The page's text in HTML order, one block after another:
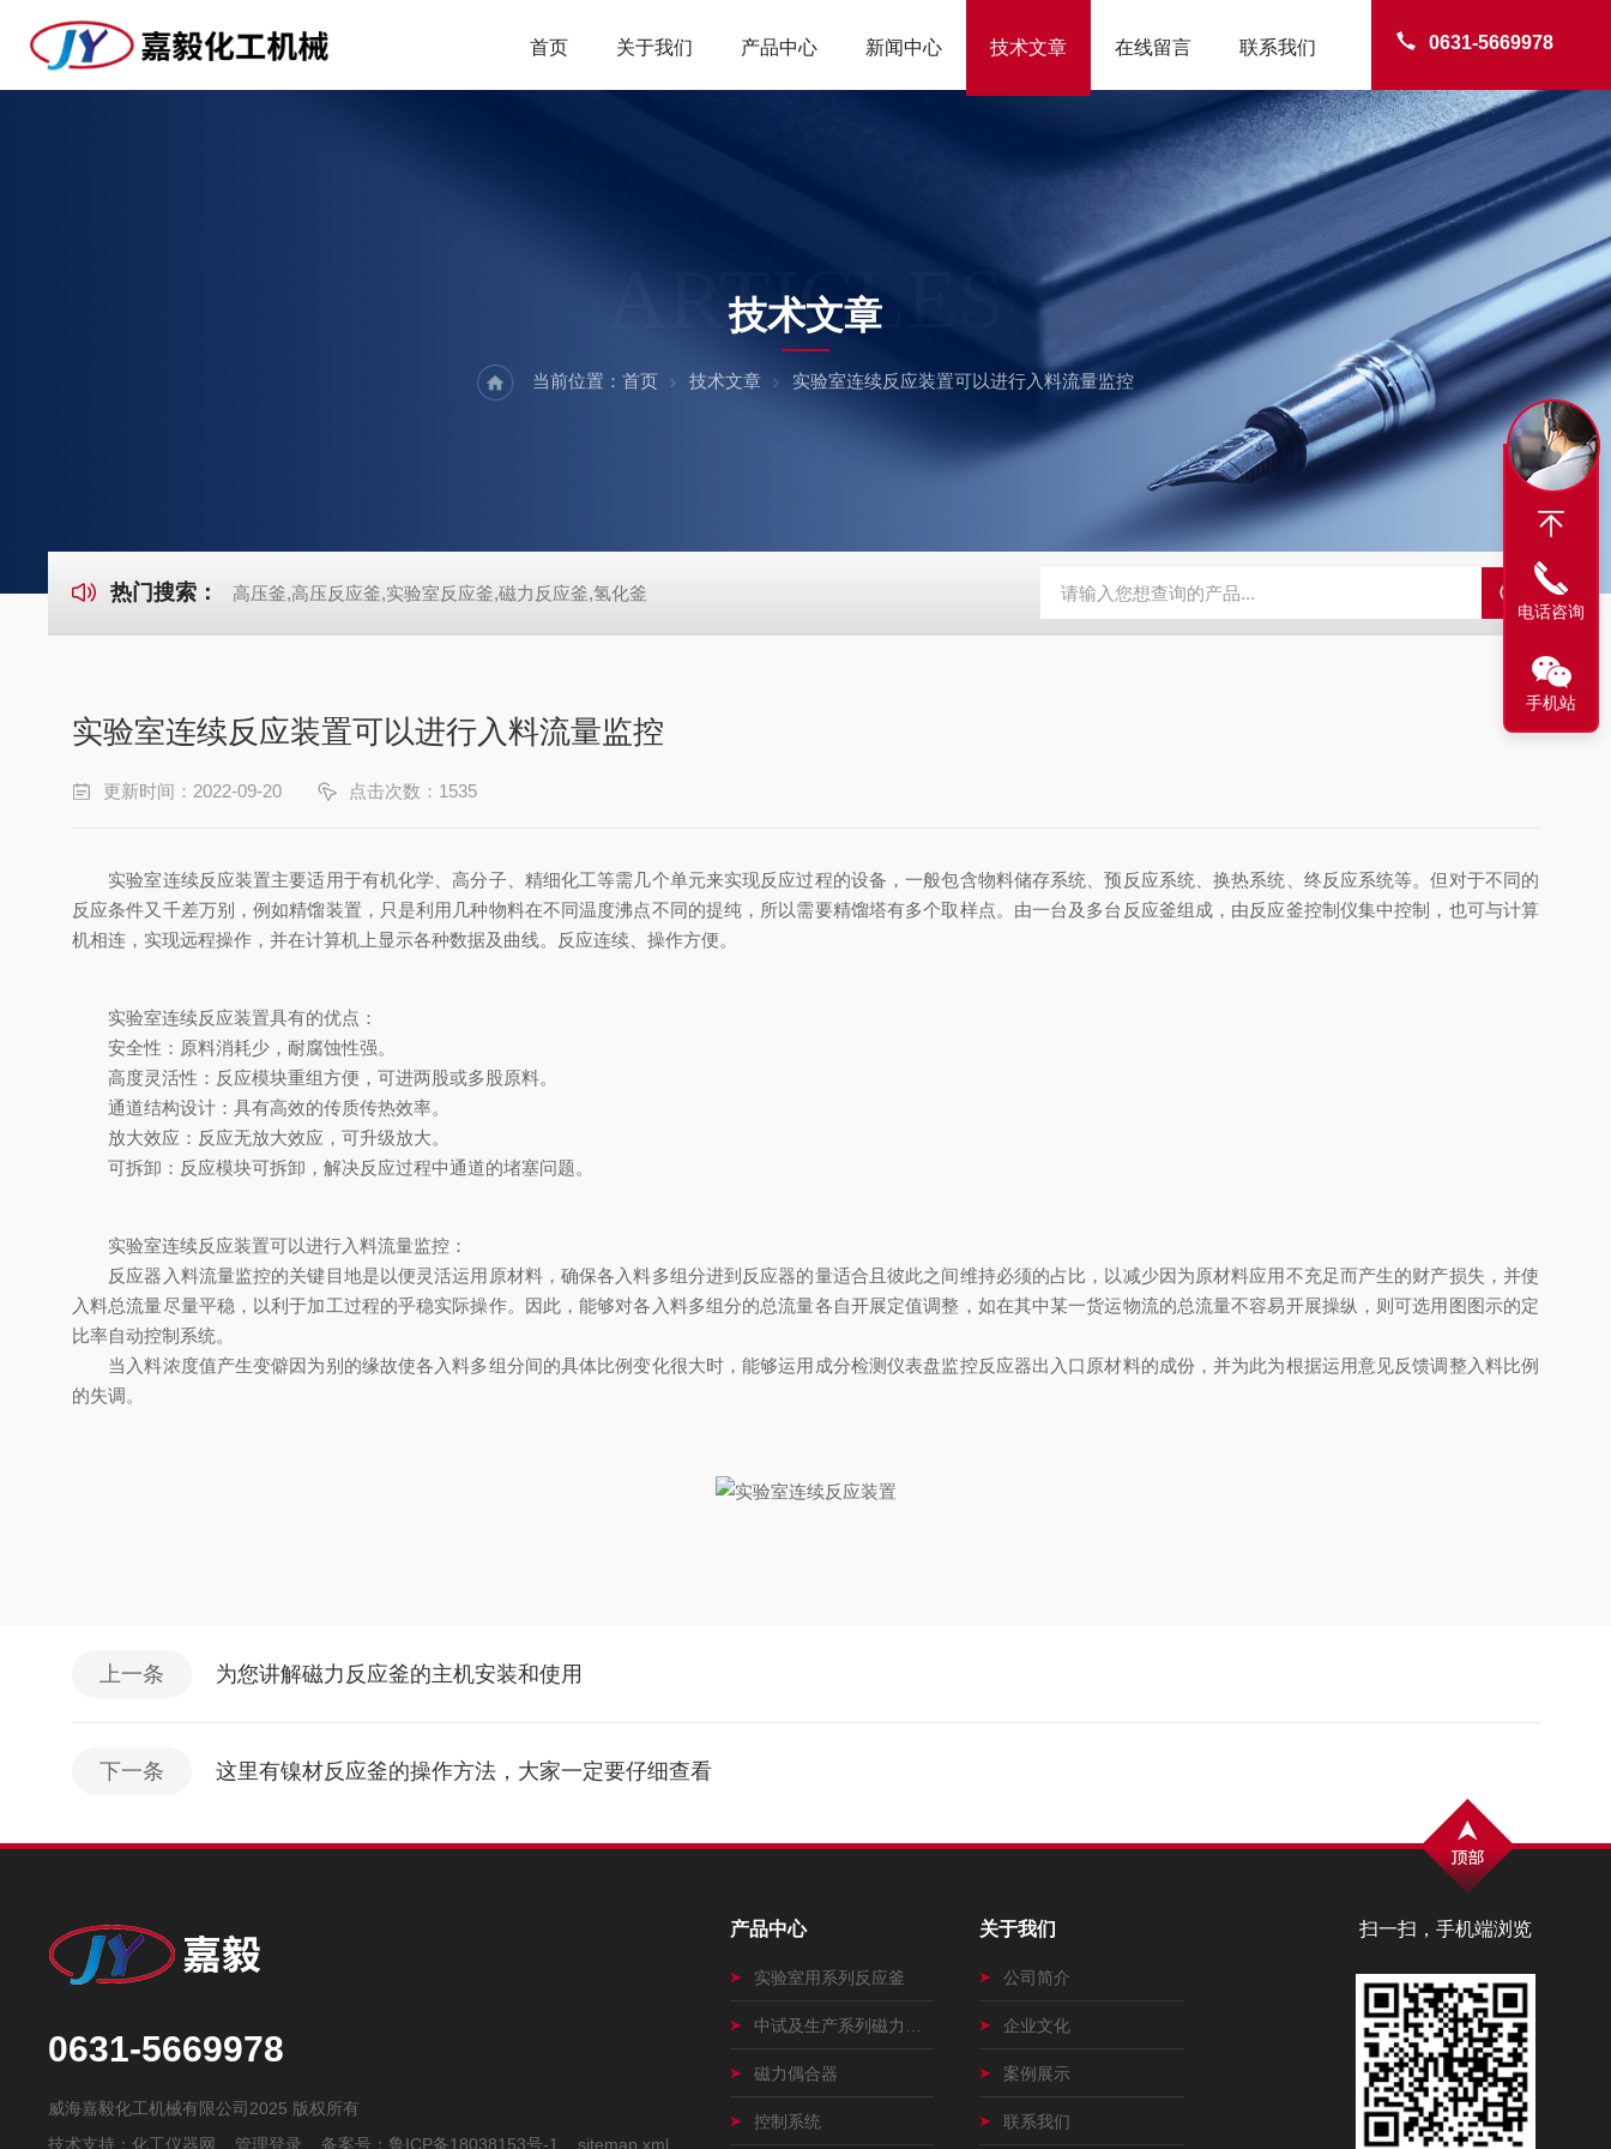
0631-5669978
首页 关于我们 产品中心 新闻中心 技术文章 在线留言 联系我们
ARTICLES
技术文章
当前位置： 首页 技术文章 实验室连续反应装置可以进行入料流量监控
热门搜索： 高压釜,高压反应釜,实验室反应釜,磁力反应釜,氢化釜
实验室连续反应装置可以进行入料流量监控
更新时间：2022-09-20 点击次数：1535
实验室连续反应装置主要适用于有机化学、高分子、精细化工等需几个单元来实现反应过程的设备，一般包含物料储存系统、预反应系统、换热系统、终反应系统等。但对于不同的
反应条件又千差万别，例如精馏装置，只是利用几种物料在不同温度沸点不同的提纯，所以需要精馏塔有多个取样点。由一台及多台反应釜组成，由反应釜控制仪集中控制，也可与计算
机相连，实现远程操作，并在计算机上显示各种数据及曲线。反应连续、操作方便。
实验室连续反应装置具有的优点：
安全性：原料消耗少，耐腐蚀性强。
高度灵活性：反应模块重组方便，可进两股或多股原料。
通道结构设计：具有高效的传质传热效率。
放大效应：反应无放大效应，可升级放大。
可拆卸：反应模块可拆卸，解决反应过程中通道的堵塞问题。
实验室连续反应装置可以进行入料流量监控：
反应器入料流量监控的关键目地是以便灵活运用原材料，确保各入料多组分进到反应器的量适合且彼此之间维持必须的占比，以减少因为原材料应用不充足而产生的财产损失，并使
入料总流量尽量平稳，以利于加工过程的乎稳实际操作。因此，能够对各入料多组分的总流量各自开展定值调整，如在其中某一货运物流的总流量不容易开展操纵，则可选用图图示的定
比率自动控制系统。
当入料浓度值产生变僻因为别的缘故使各入料多组分间的具体比例变化很大时，能够运用成分检测仪表盘监控反应器出入口原材料的成份，并为此为根据运用意见反馈调整入料比例
的失调。
上一条 为您讲解磁力反应釜的主机安装和使用
下一条 这里有镍材反应釜的操作方法，大家一定要仔细查看
扫一扫，手机端浏览
0631-5669978
威海嘉毅化工机械有限公司2025 版权所有
技术支持：化工仪器网 管理登录 备案号：鲁ICP备18038153号-1 sitemap.xml
产品中心
实验室用系列反应釜
中试及生产系列磁力搅拌釜
磁力偶合器
控制系统
关于我们
公司简介
企业文化
案例展示
联系我们
电话咨询
手机站